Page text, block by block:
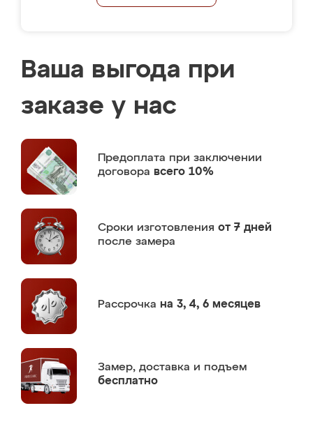
Ваша выгода при
заказе у нас
Предоплата при заключении
договора всего 10%
Сроки изготовления от 7 дней
после замера
Рассрочка на 3, 4, 6 месяцев
Замер, доставка и подъем
бесплатно